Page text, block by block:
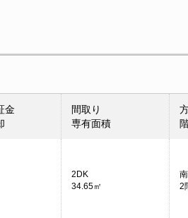
金
間取り
専有面積
2DK
34.65㎡
2